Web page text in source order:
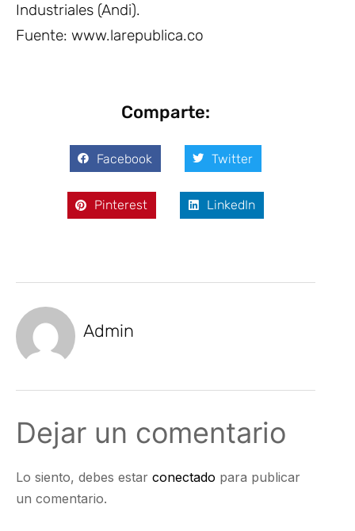
Industriales (Andi).
Fuente: www.larepublica.co
Comparte:
Facebook Twitter
Pinterest LinkedIn
Admin
Dejar un comentario
Lo siento, debes estar conectado para publicar
un comentario.